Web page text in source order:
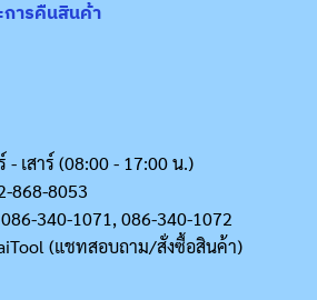
การคืนสินค้า
- เสาร์ (08:00 - 17:00 น.)
868-8053
340-1071, 086-340-1072
(แชทสอบถาม/สั่งซื้อสินค้า)